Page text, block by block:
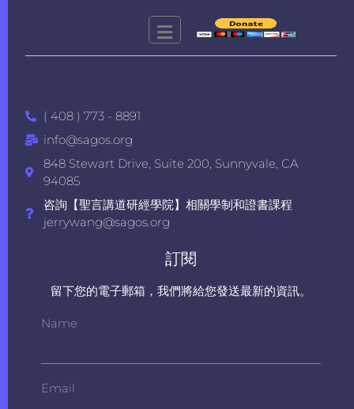
( 408 ) 773 - 8891
info@sagos.org
848 Stewart Drive, Suite 200, Sunnyvale, CA
94085
咨詢【聖言講道研經學院】相關學制和證書課程
jerrywang@sagos.org
訂閱
留下您的電子郵箱，我們將給您發送最新的資訊。
Name
Email